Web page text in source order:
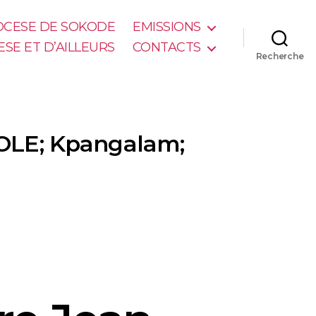
DE SOKODE
EMISSIONS
ET D’AILLEURS
CONTACTS
Recherche
Kpangalam;